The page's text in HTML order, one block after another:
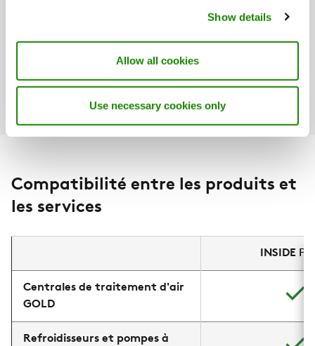
Show details
Allow all cookies
Use necessary cookies only
Refroidisseurs et pompes à chaleur
Compatibilité entre les produits et
les services
INSIDE
Centrales de traitement d'air
GOLD
Refroidisseurs et pompes à